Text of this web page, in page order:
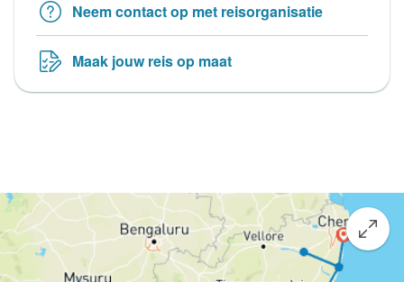
Neem contact op met reisorganisatie
Maak jouw reis op maat